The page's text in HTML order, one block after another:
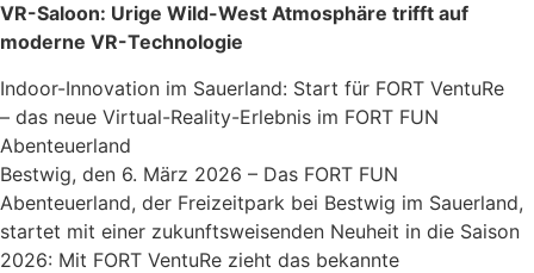
VR-Saloon: Urige Wild-West Atmosphäre trifft auf
moderne VR-Technologie
Indoor-Innovation im Sauerland: Start für FORT VentuRe
– das neue Virtual-Reality-Erlebnis im FORT FUN
Abenteuerland
Bestwig, den 6. März 2026 – Das FORT FUN
Abenteuerland, der Freizeitpark bei Bestwig im Sauerland,
startet mit einer zukunftsweisenden Neuheit in die Saison
2026: Mit FORT VentuRe zieht das bekannte